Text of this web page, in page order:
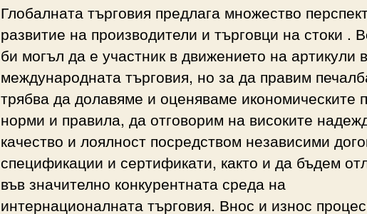
Глобалната търговия предлага множество
развитие на производители и търговци на стоки .
би могъл да е участник в движението на артикули в
международната търговия, но за да правим
трябва да долавяме и оценяваме икономическите
норми и правила, да отговорим на високите
качество и лоялност посредством независими
спецификации и сертификати, както и да бъдем
във значително конкурентната среда на
интернационалната търговия. Внос и износ